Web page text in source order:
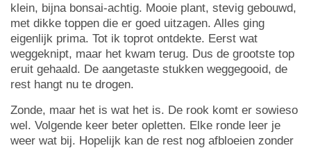
klein, bijna bonsai-achtig. Mooie plant, stevig gebouwd,
met dikke toppen die er goed uitzagen. Alles ging
eigenlijk prima. Tot ik toprot ontdekte. Eerst wat
weggeknipt, maar het kwam terug. Dus de grootste top
eruit gehaald. De aangetaste stukken weggegooid, de
rest hangt nu te drogen.
Zonde, maar het is wat het is. De rook komt er sowieso
wel. Volgende keer beter opletten. Elke ronde leer je
weer wat bij. Hopelijk kan de rest nog afbloeien zonder